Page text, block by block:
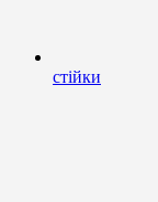
стійки